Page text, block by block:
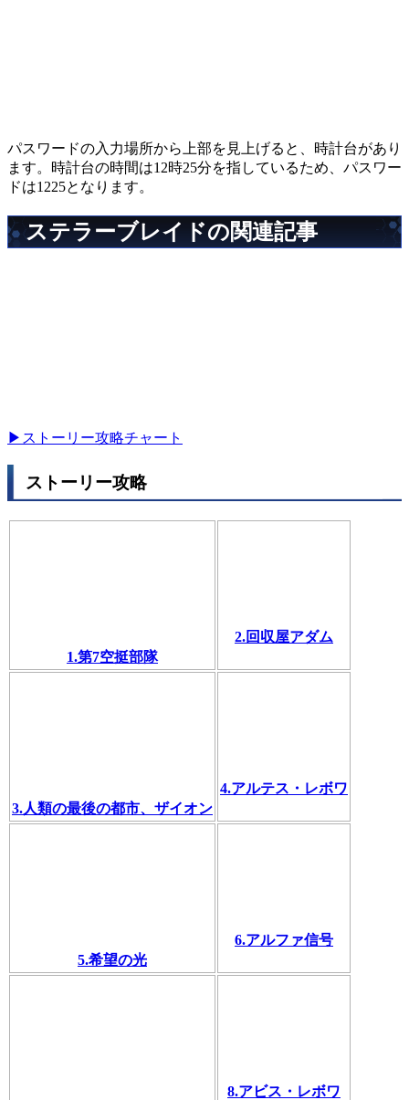
パスワードの入力場所から上部を見上げると、時計台があり
ます。時計台の時間は12時25分を指しているため、パスワー
ドは1225となります。
ステラーブレイドの関連記事
▶ストーリー攻略チャート
ストーリー攻略
1.第7空挺部隊
2.回収屋アダム
3.人類の最後の都市、ザイオン
4.アルテス・レボワ
5.希望の光
6.アルファ信号
8.アビス・レボワ